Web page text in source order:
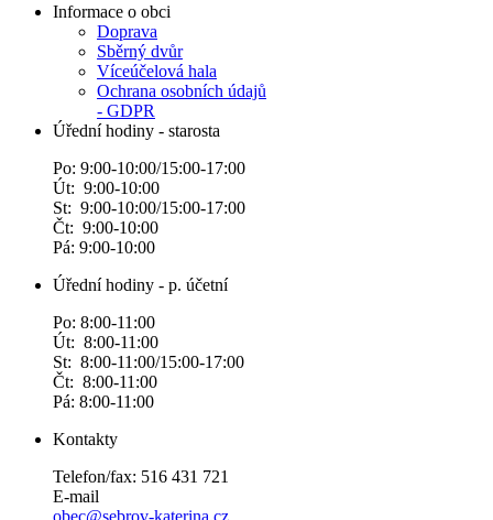
Informace o obci
Doprava
Sběrný dvůr
Víceúčelová hala
Ochrana osobních údajů
- GDPR
Úřední hodiny - starosta
Po: 9:00-10:00/15:00-17:00
Út: 9:00-10:00
St: 9:00-10:00/15:00-17:00
Čt: 9:00-10:00
Pá: 9:00-10:00
Úřední hodiny - p. účetní
Po: 8:00-11:00
Út: 8:00-11:00
St: 8:00-11:00/15:00-17:00
Čt: 8:00-11:00
Pá: 8:00-11:00
Kontakty
Telefon/fax: 516 431 721
E-mail
obec@sebrov-katerina.cz